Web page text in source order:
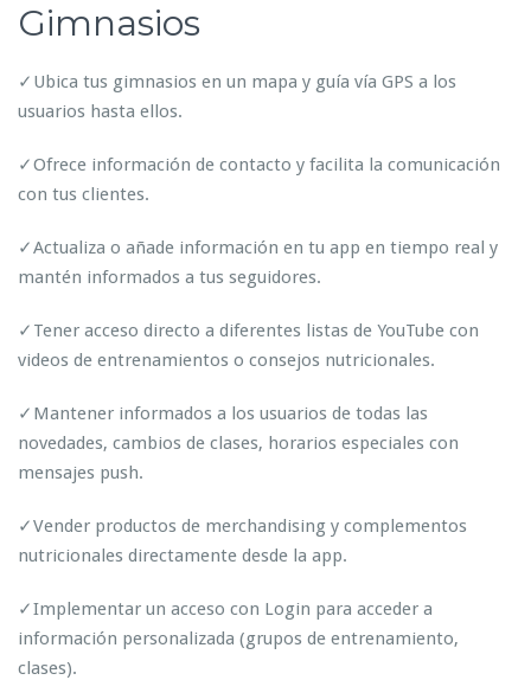
Gimnasios
✓Ubica tus gimnasios en un mapa y guía vía GPS a los
usuarios hasta ellos.
✓Ofrece información de contacto y facilita la comunicación
con tus clientes.
✓Actualiza o añade información en tu app en tiempo real y
mantén informados a tus seguidores.
✓Tener acceso directo a diferentes listas de YouTube con
videos de entrenamientos o consejos nutricionales.
✓Mantener informados a los usuarios de todas las
novedades, cambios de clases, horarios especiales con
mensajes push.
✓Vender productos de merchandising y complementos
nutricionales directamente desde la app.
✓Implementar un acceso con Login para acceder a
información personalizada (grupos de entrenamiento,
clases).